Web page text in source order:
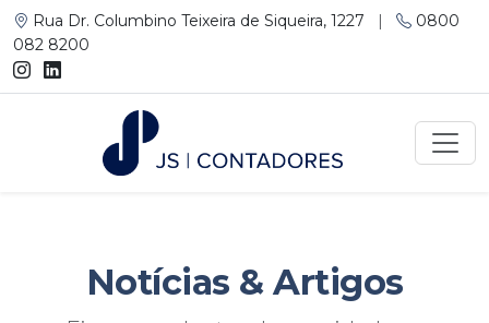
Rua Dr. Columbino Teixeira de Siqueira, 1227 |
0800
082 8200
Notícias & Artigos